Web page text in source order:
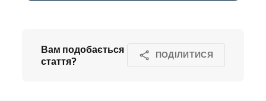
Вам подобається
стаття?
ПОДІЛИТИСЯ